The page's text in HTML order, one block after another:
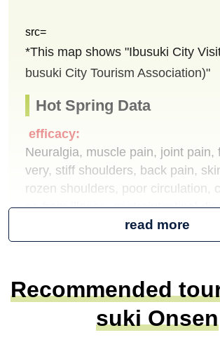
src=
*This map shows "Ibusuki City
busuki City Tourism Association)"
Hot Spring Data
efficacy:
Neuralgia, muscle pain, joint pain,
very, stiff shoulders, back pain,
rozen shoulders, poor circulation,
ce from illness, gastrointestinal
joint diseases, motor paralysis,
ss, sprains, chronic digestive
gical diseases, burns
Spring quality:
Sodium chloride spring (hypotonic
pring), sulfur spring, iron spring,
read more
Recommended
suki Onsen